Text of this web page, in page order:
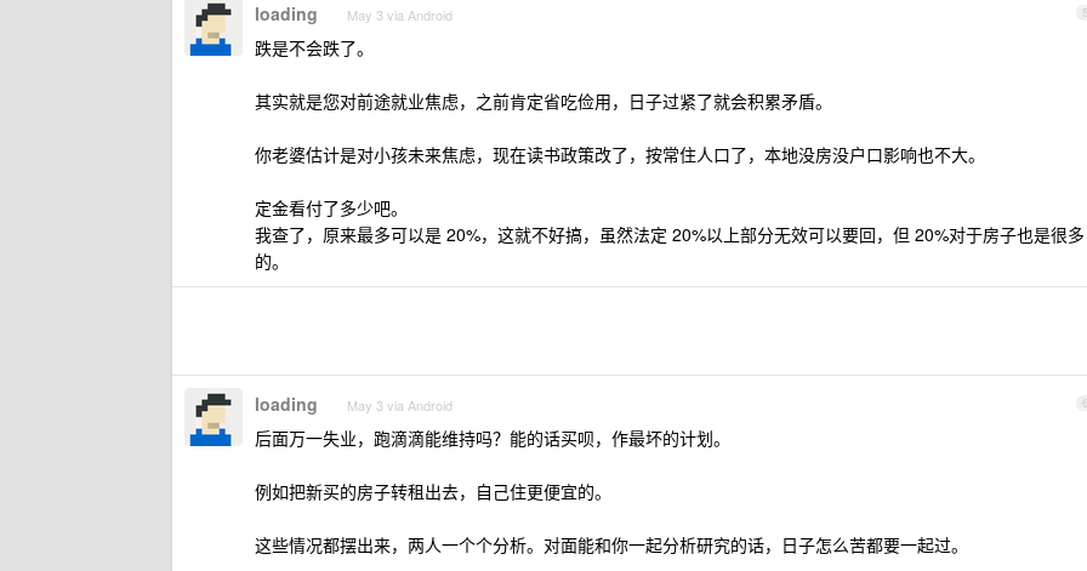
5
loading May 3 via Android
跌是不会跌了。
其实就是您对前途就业焦虑，之前肯定省吃俭用，日子过紧了就会积累矛盾。
你老婆估计是对小孩未来焦虑，现在读书政策改了，按常住人口了，本地没房没户口影响也不大。
定金看付了多少吧。
我查了，原来最多可以是 20%，这就不好搞，虽然法定 20%以上部分无效可以要回，但 20%对于房子也是很多
的。
6
loading May 3 via Android
后面万一失业，跑滴滴能维持吗？能的话买呗，作最坏的计划。
例如把新买的房子转租出去，自己住更便宜的。
这些情况都摆出来，两人一个个分析。对面能和你一起分析研究的话，日子怎么苦都要一起过。